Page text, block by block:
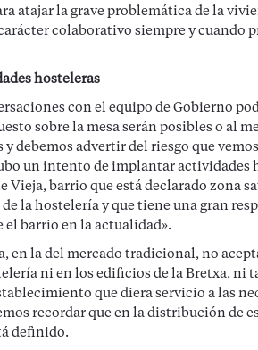
atajar la grave problemática de la
colaborativo siempre y cuando
hosteleras
con el equipo de Gobierno
sobre la mesa serán posibles o al
y debemos advertir del riesgo que
un intento de implantar actividades
Vieja, barrio que está declarado zona
la hostelería y que tiene una gran
barrio en la actualidad».
en la del mercado tradicional, no
ni en los edificios de la Bretxa, ni
que diera servicio a las
recordar que en la distribución de
definido.